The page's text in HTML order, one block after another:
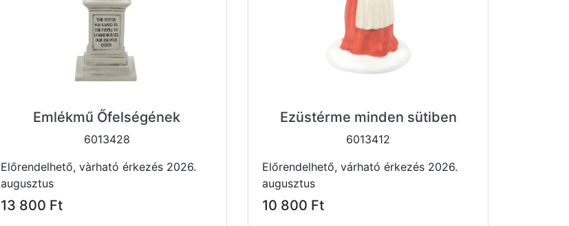
Emlékmű Őfelségének
6013428
Előrendelhető, vàrható érkezés 2026.
augusztus
13 800 Ft
Ezüstérme minden sütiben
6013412
Előrendelhető, várható érkezés 2026.
augusztus
10 800 Ft